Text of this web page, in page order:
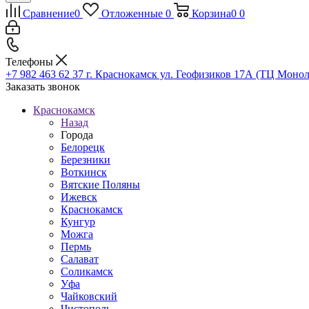
Сравнение0 Отложенные 0 Корзина0 0
Телефоны
+7 982 463 62 37 г. Краснокамск ул. Геофизиков 17А (ТЦ
Заказать звонок
Краснокамск
Назад
Города
Белорецк
Березники
Воткинск
Вятские Поляны
Ижевск
Краснокамск
Кунгур
Можга
Пермь
Салават
Соликамск
Уфа
Чайковский